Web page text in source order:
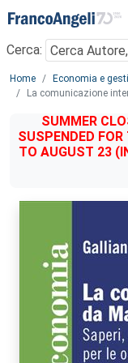
Menu
Cerca:
Main content
Home
Economia e
La comunicazione
SUMMER
SUSPENDED
TO AUGUST 23